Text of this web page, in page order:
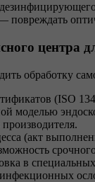
повреждать
центра
обработку
(ISO
моделью
(акт
в